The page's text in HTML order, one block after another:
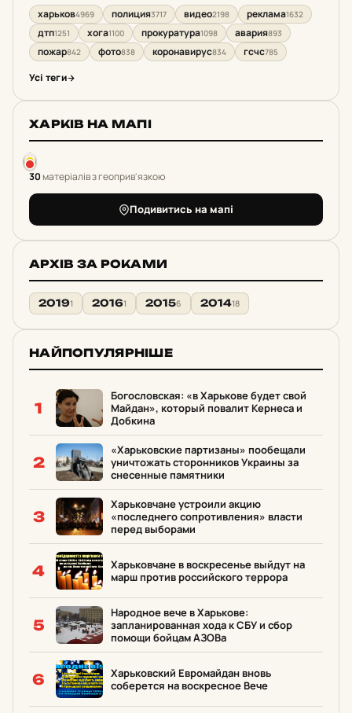
харьков4969 полиция3717 видео2198 реклама1632
дтп1251 хога1100 прокуратура1098 авария893
пожар842 фото838 коронавирус834 гсчс785
Усі теги
ХАРКІВ НА МАПІ
30матеріалів з геоприв'язкою
Подивитись на мапі
АРХІВ ЗА РОКАМИ
20191 20161 20156 201418
НАЙПОПУЛЯРНІШЕ
1
Богословская: «в Харькове будет свой
Майдан», который повалит Кернеса и
Добкина
2
«Харьковские партизаны» пообещали
уничтожать сторонников Украины за
снесенные памятники
3
Харьковчане устроили акцию
«последнего сопротивления» власти
перед выборами
4
Харьковчане в воскресенье выйдут на
марш против российского террора
5
Народное вече в Харькове:
запланированная хода к СБУ и сбор
помощи бойцам АЗОВа
6
Харьковский Евромайдан вновь
соберется на воскресное Вече